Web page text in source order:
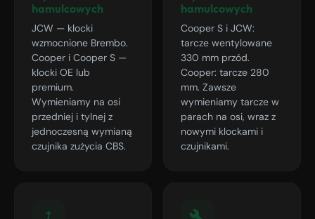
hamulcowych
JCW — klocki
wzmocnione Brembo.
Cooper i Cooper S —
klocki OE lub
premium.
Wymieniamy na osi
przedniej i tylnej z
jednoczesną wymianą
czujnika zużycia CBS.
hamulcowych
Cooper S i JCW:
tarcze wentylowane
330 mm przód.
Cooper: tarcze 280
mm. Zawsze
wymieniamy tarcze w
parach na osi, wraz z
nowymi klockami i
czujnikami.